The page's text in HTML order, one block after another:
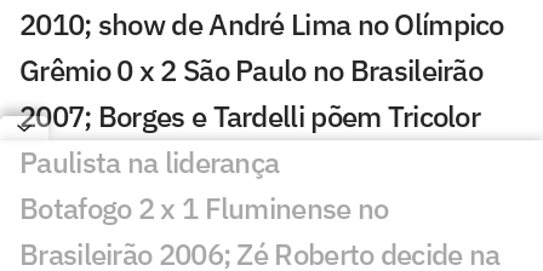
2010; show de André Lima no Olímpico
Grêmio 0 x 2 São Paulo no Brasileirão
2007; Borges e Tardelli põem Tricolor
Paulista na liderança
Botafogo 2 x 1 Fluminense no
Brasileirão 2006; Zé Roberto decide na